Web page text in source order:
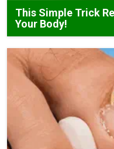
This Simple Trick
Your Body!